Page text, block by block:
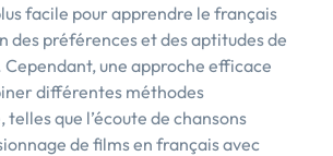
facile pour apprendre le français
des préférences et des aptitudes de
une approche efficace
différentes méthodes
telles que l’écoute de chansons
de films en français avec